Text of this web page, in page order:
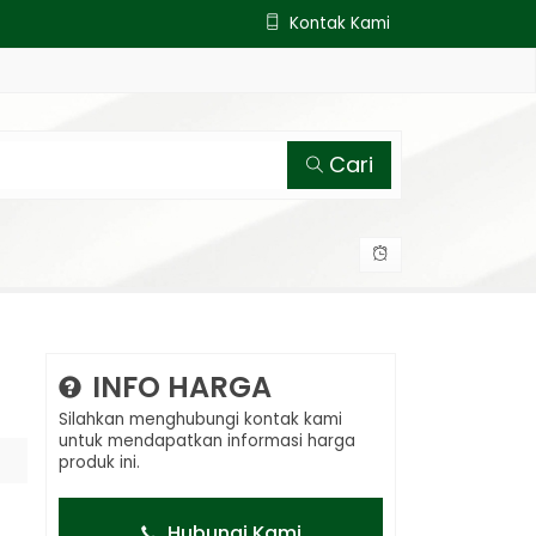
Kontak Kami
Cari
INFO HARGA
Silahkan menghubungi kontak kami
untuk mendapatkan informasi harga
produk ini.